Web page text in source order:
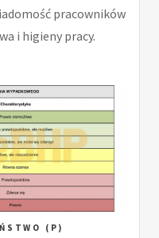
pracowników
i higieny pracy.
(P)